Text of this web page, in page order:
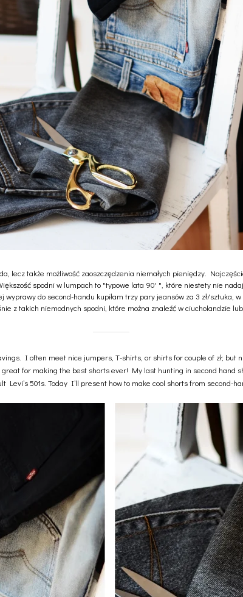
lecz także możliwość zaoszczędzenia niemałych pieniędzy.
spodni w lumpach to "typowe lata 90' ", które niestety nie
do second-handu kupiłam trzy pary jeansów za 3 zł/sztuka,
z takich niemodnych spodni, które można znaleźć w ciucholandzie
I often meet nice jumpers, T-shirts, or shirts for couple of zł;
for making the best shorts ever! My last hunting in second hand
Levi’s 501s. Today I’ll present how to make cool shorts from second-